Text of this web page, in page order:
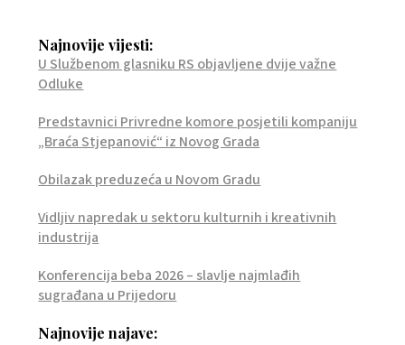
Najnovije vijesti:
U Službenom glasniku RS objavljene dvije važne
Odluke
Predstavnici Privredne komore posjetili kompaniju
„Braća Stjepanović“ iz Novog Grada
Obilazak preduzeća u Novom Gradu
Vidljiv napredak u sektoru kulturnih i kreativnih
industrija
Konferencija beba 2026 – slavlje najmlađih
sugrađana u Prijedoru
Najnovije najave: